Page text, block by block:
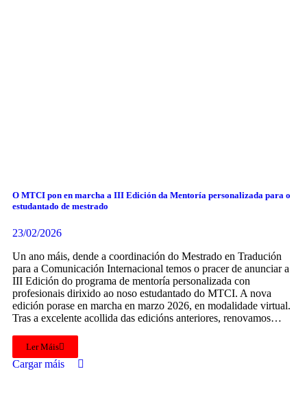
O MTCI pon en marcha a III Edición da Mentoría personalizada para o
estudantado de mestrado
23/02/2026
Un ano máis, dende a coordinación do Mestrado en Tradución
para a Comunicación Internacional temos o pracer de anunciar a
III Edición do programa de mentoría personalizada con
profesionais dirixido ao noso estudantado do MTCI. A nova
edición porase en marcha en marzo 2026, en modalidade virtual.
Tras a excelente acollida das edicións anteriores, renovamos…
Ler Máis
Cargar máis